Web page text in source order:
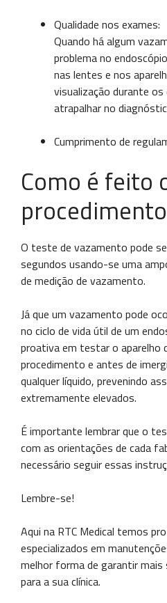
Qualidade nos exames:
Quando há algum
problema no
nas lentes e nos
visualização durante
atrapalhar no
Cumprimento de
Como é feito
procedimento
O teste de vazamento pode
segundos usando-se uma
de medição de vazamento.
Já que um vazamento pode
no ciclo de vida útil de um
proativa em testar o aparelho
procedimento e antes de
qualquer líquido, prevenindo
extremamente elevados.
É importante lembrar que o
com as orientações de cada
necessário seguir essas
Lembre-se!
Aqui na RTC Medical temos
especializados em
melhor forma de garantir mais
para a sua clínica.